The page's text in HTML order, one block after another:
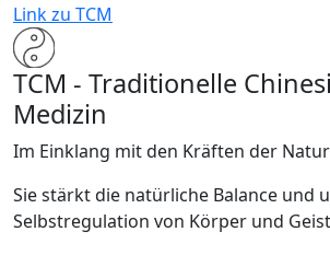
Link zu TCM
TCM - Traditionelle
Medizin
Im Einklang mit den Kräften der Natur
Sie stärkt die natürliche Balance und
Selbstregulation von Körper und